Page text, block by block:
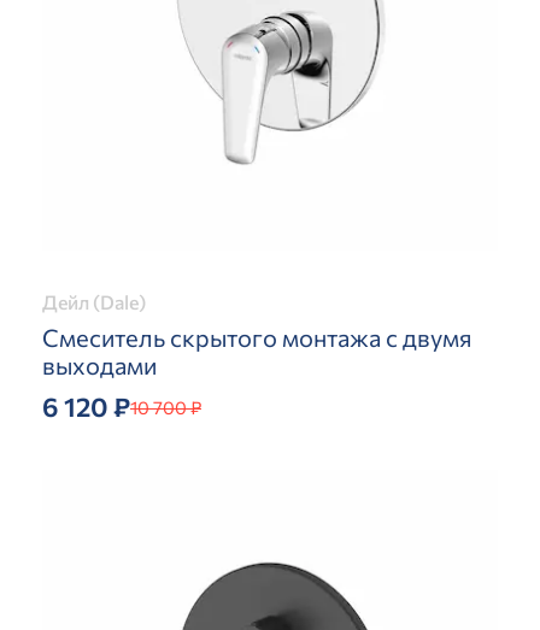
Дейл (Dale)
Смеситель скрытого монтажа с двумя
выходами
6 120 ₽10 700 ₽